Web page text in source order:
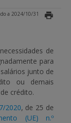
a 2024/10/31
de
para
junto de
ou demais
crédito.
2020, de 25 de
(UE) n.º